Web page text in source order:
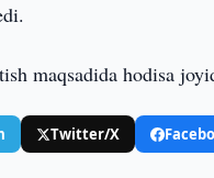
maqsadida hodisa
Twitter/X